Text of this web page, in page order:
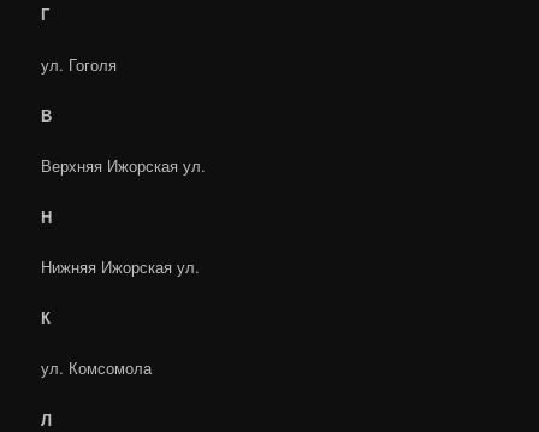
Г
ул. Гоголя
В
Верхняя Ижорская ул.
Н
Нижняя Ижорская ул.
К
ул. Комсомола
Л